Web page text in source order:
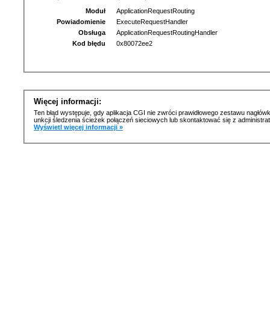
Moduł
ApplicationRequestRouting
Powiadomienie
ExecuteRequestHandler
Obsługa
ApplicationRequestRoutingHandler
Kod błędu
0x80072ee2
Więcej informacji:
Ten błąd występuje, gdy aplikacja CGI nie zwróci prawidłowego zestawu
unkcji śledzenia ścieżek połączeń sieciowych lub skontaktować się z
Wyświetl więcej informacji »